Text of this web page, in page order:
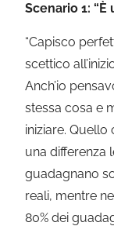
Scenario 1:
“Capisco
scettico
Anch’io
stessa cosa e
iniziare.
una differenza
guadagnano
reali, mentre
80% dei